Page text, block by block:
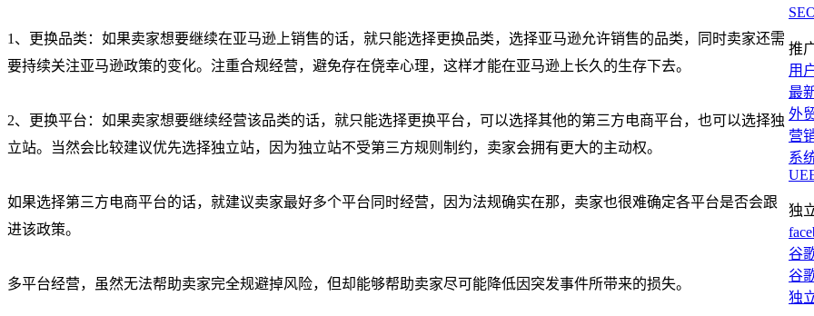
1、更换品类：如果卖家想要继续在亚马逊上销售的话，就只能选择更换品类，选择亚马逊允许销售的品类，同时卖家还需
要持续关注亚马逊政策的变化。注重合规经营，避免存在侥幸心理，这样才能在亚马逊上长久的生存下去。
2、更换平台：如果卖家想要继续经营该品类的话，就只能选择更换平台，可以选择其他的第三方电商平台，也可以选择独
立站。当然会比较建议优先选择独立站，因为独立站不受第三方规则制约，卖家会拥有更大的主动权。
如果选择第三方电商平台的话，就建议卖家最好多个平台同时经营，因为法规确实在那，卖家也很难确定各平台是否会跟
进该政策。
多平台经营，虽然无法帮助卖家完全规避掉风险，但却能够帮助卖家尽可能降低因突发事件所带来的损失。
推
用
最
外
营
系
独
谷
谷
独